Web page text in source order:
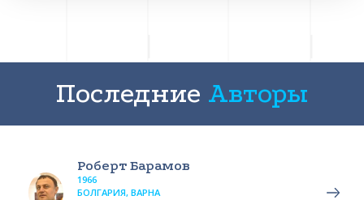
Последние Авторы
Роберт Барамов
1966
БОЛГАРИЯ, ВАРНА